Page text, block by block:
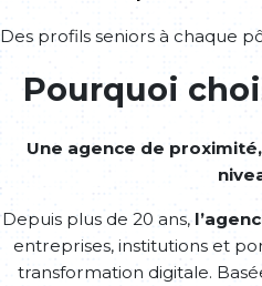
Des profils seniors à chaque
Pourquoi
Une agence de
Depuis plus de 20 ans,
entreprises, institutions et
transformation digitale.